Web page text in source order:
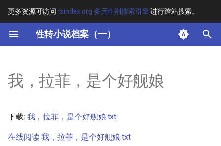
更多资源可访问 tsindex.org 多元性别搜索引擎进行跨站搜索。
性转小说档案（一）
键
开
搜
索
其他信息 [Processed Page
我，拉菲，是个好舰娘
下载: 我，拉菲，是个好舰娘.txt
在线阅读 我，拉菲，是个好舰娘.txt